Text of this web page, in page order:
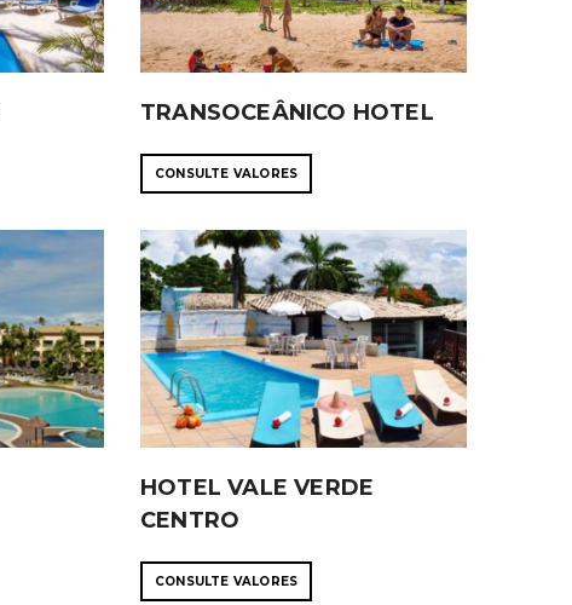
TRANSOCEÂNICO HOTEL
CONSULTE VALORES
HOTEL VALE VERDE
CENTRO
CONSULTE VALORES